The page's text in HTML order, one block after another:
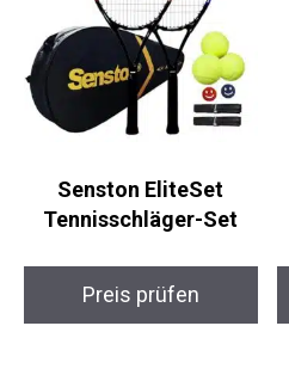
Senston EliteSet
Tennisschläger-Set
Preis prüfen